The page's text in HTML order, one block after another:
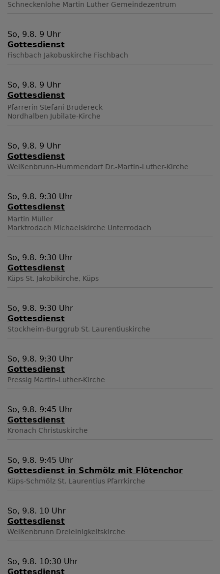
Schneckenlohe Martin Luther Gemeindezentrum
So, 9.8. 9 Uhr
Gottesdienst
Fischbach Jakobuskirche Fischbach
So, 9.8. 9 Uhr
Gottesdienst
Pfarrerin Stefani Brudereck
Nordhalben Jubilate-Kirche
So, 9.8. 9 Uhr
Gottesdienst
Weißenbrunn-Hummendorf Dr.-Martin-Luther-Kirche
So, 9.8. 9:30 Uhr
Gottesdienst
Martin Müller
Marktrodach Michaelskirche Unterrodach
So, 9.8. 9:30 Uhr
Gottesdienst
Küps St. Jakobikirche, Küps
So, 9.8. 9:30 Uhr
Gottesdienst
Stockheim-Burggrub St. Laurentiuskirche
So, 9.8. 9:30 Uhr
Gottesdienst
Pressig Martin-Luther-Kirche
So, 9.8. 9:45 Uhr
Gottesdienst
Kronach Christuskirche
So, 9.8. 9:45 Uhr
Gottesdienst in Schmölz mit Flötenchor
Küps-Schmölz St. Laurentius Pfarrkirche
So, 9.8. 10 Uhr
Gottesdienst
Weißenbrunn Dreieinigkeitskirche
So, 9.8. 10:30 Uhr
Gottesdienst